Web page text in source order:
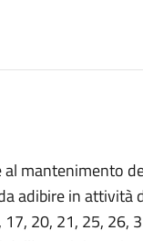
mantenimento
adibire in attività
20, 21, 25, 26,